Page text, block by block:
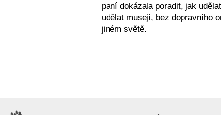
paní dokázala poradit, jak
udělat musejí, bez dopravního
jiném světě.